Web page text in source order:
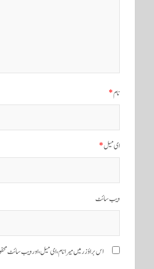
نام*
ای میل*
ویب‌ سائٹ
اس براؤزر میں میرا نام، ای میل، اور ویب سائٹ